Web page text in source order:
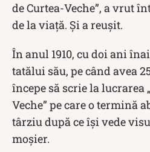
de Curtea-Veche”, a vrut
de la viață. Și a reușit.
În anul 1910, cu doi ani
tatălui său, pe când avea
începe să scrie la lucrarea
Veche” pe care o termină
târziu după ce își vede
moșier.